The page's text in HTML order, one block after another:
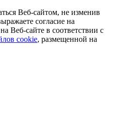
Веб-сайтом, не изменив
согласие на
Веб-сайте в соответствии с
cookie, размещенной на